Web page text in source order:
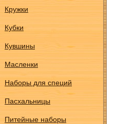
Кружки
Кубки
Кувшины
Масленки
Наборы для специй
Пасхальницы
Питейные наборы